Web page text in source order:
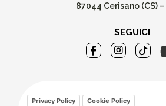
87044 Cerisano (CS)
SEGUICI
Privacy Policy Cookie Policy